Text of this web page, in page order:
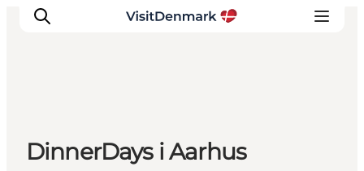
Inspiration
Destinationer
DinnerDays i Aarhus